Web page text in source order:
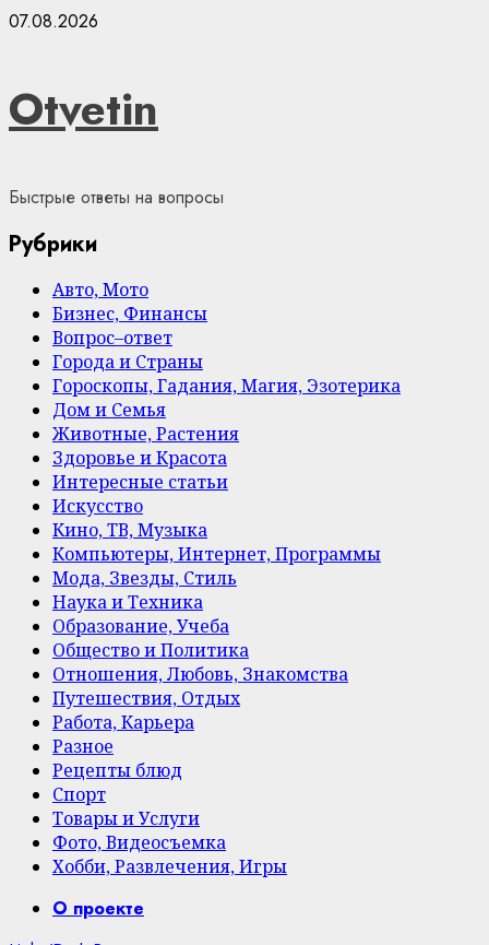
Skip
07.08.2026
Otvetin
Быстрые ответы на вопросы
Рубрики
Авто, Мото
Бизнес, Финансы
Вопрос–ответ
Города и Страны
Гороскопы, Гадания, Магия, Эзотерика
Дом и Семья
Животные, Растения
Здоровье и Красота
Интересные статьи
Искусство
Кино, ТВ, Музыка
Компьютеры, Интернет, Программы
Мода, Звезды, Стиль
Наука и Техника
Образование, Учеба
Общество и Политика
Отношения, Любовь, Знакомства
Путешествия, Отдых
Работа, Карьера
Разное
Рецепты блюд
Спорт
Товары и Услуги
Фото, Видеосъемка
Хобби, Развлечения, Игры
PrimaryО проекте